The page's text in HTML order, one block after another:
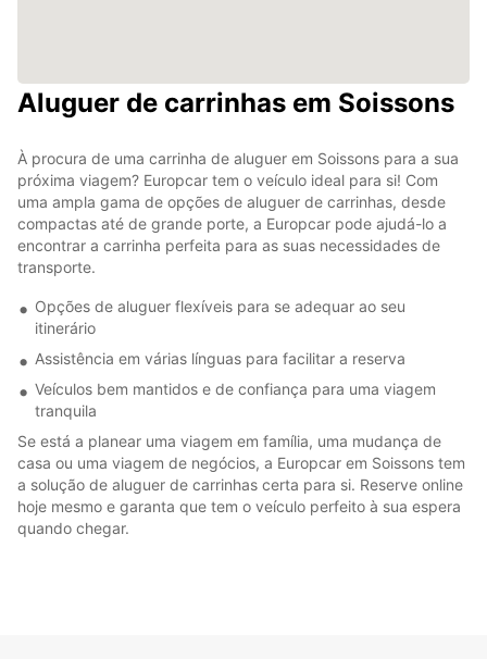
Aluguer de carrinhas em Soissons
À procura de uma carrinha de aluguer em Soissons para a sua
próxima viagem? Europcar tem o veículo ideal para si! Com
uma ampla gama de opções de aluguer de carrinhas, desde
compactas até de grande porte, a Europcar pode ajudá-lo a
encontrar a carrinha perfeita para as suas necessidades de
transporte.
Opções de aluguer flexíveis para se adequar ao seu
itinerário
Assistência em várias línguas para facilitar a reserva
Veículos bem mantidos e de confiança para uma viagem
tranquila
Se está a planear uma viagem em família, uma mudança de
casa ou uma viagem de negócios, a Europcar em Soissons tem
a solução de aluguer de carrinhas certa para si. Reserve online
hoje mesmo e garanta que tem o veículo perfeito à sua espera
quando chegar.